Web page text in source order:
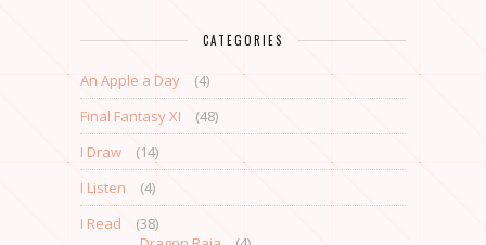
CATEGORIES
An Apple a Day
(4)
Final Fantasy XI
(48)
I Draw
(14)
I Listen
(4)
I Read
(38)